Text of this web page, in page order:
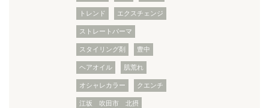
トレンド エクスチェンジ
ストレートパーマ
スタイリング剤 豊中
ヘアオイル 肌荒れ
オシャレカラー クエンチ
江坂 吹田市 北摂